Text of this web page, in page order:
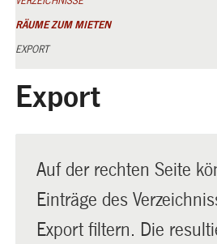
RÄUME ZUM MIETEN
EXPORT
Export
Auf der rechten Seite
Einträge des
Export filtern. Die